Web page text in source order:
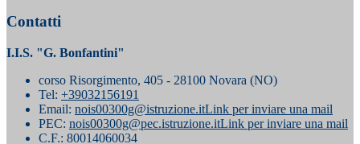
Contatti
I.I.S. "G. Bonfantini"
corso Risorgimento, 405 - 28100 Novara (NO)
Tel: +39032156191
Email: nois00300g@istruzione.itLink per inviare una mail
PEC: nois00300g@pec.istruzione.itLink per inviare una mail
C.F.: 80014060034